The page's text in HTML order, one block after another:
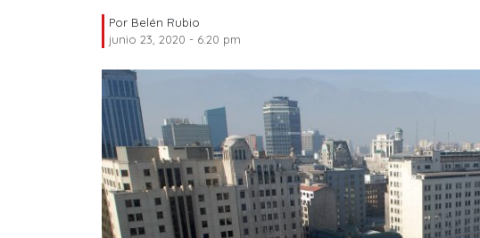
Por Belén Rubio
junio 23, 2020 - 6:20 pm